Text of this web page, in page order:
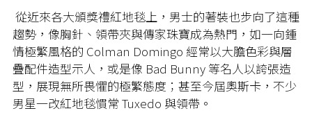
從近來各大頒獎禮紅地毯上，男士的著裝也步向了這種
趨勢，像胸針、領帶夾與傳家珠寶成為熱門，如一向鍾
情極繁風格的 Colman Domingo 經常以大膽色彩與層
疊配件造型示人，或是像 Bad Bunny 等名人以誇張造
型，展現無所畏懼的極繁態度；甚至今屆奧斯卡，不少
男星一改紅地毯慣常 Tuxedo 與領帶。